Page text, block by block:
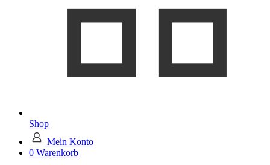
Shop
Mein Konto
0 Warenkorb